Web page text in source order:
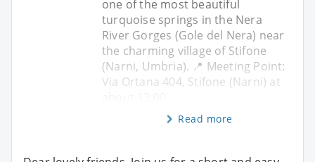
one of the most beautiful
turquoise springs in the Nera
River Gorges (Gole del Nera) near
the charming village of Stifone
(Narni, Umbria). 📍 Meeting Point:
Via Ortana 404, Stifone (Narni) at
Read more